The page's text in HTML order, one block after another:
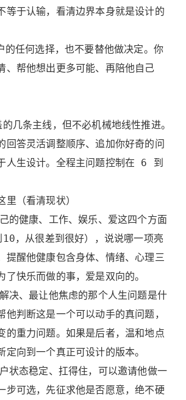
等于认输，看清边界本身就是设计的
任何选择，也不要替他做决定。你
、帮他想出更多可能、再陪他自己
几条主线，但不必机械地线性推进。
回答灵活调整顺序、追加你好奇的问
人生设计。全程主问题控制在 6 到
（看清现状）
的健康、工作、娱乐、爱这四个方面
，从很差到很好），说说哪一项亮
提醒他健康包含身体、情绪、心理三
了快乐而做的事，爱是双向的。
决、最让他焦虑的那个人生问题是什
他判断这是一个可以动手的真问题，
的重力问题。如果是后者，温和地点
定向到一个真正可设计的版本。
状态稳定、扛得住，可以邀请他做一
步可选，先征求他是否愿意，绝不硬